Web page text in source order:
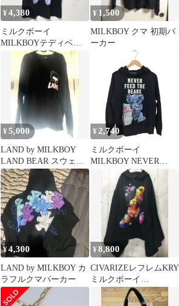
¥4,380
ミルクボーイ
MILKBOYテディベア T
シャツ くま 半袖 ブラ
ックユニセックス
¥ 1,500
MILKBOY クマ 初期パ
ーカー
¥5,000
LAND by MILKBOY
LAND BEAR スウェッ
ト
¥ 2,740
ミルクボーイ
MILKBOY NEVER
FEED BEAR HOODY メ
ンズ JPN：M
¥4,300
LAND by MILKBOY カ
ラフルクマパーカー
¥8,800
CIVARIZEレフレムKRY
ミルクボーイ
CLOTHINGロフトスキ
ーHauls